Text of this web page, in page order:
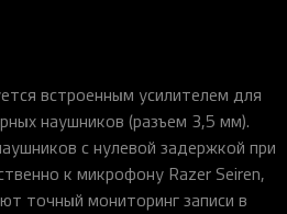
встроенным усилителем для
наушников (разъем 3,5 мм).
с нулевой задержкой при
к микрофону Razer Seiren,
точный мониторинг записи в